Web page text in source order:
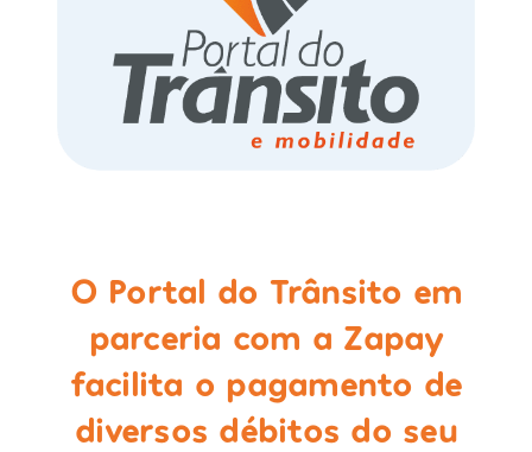
O Portal do Trânsito em
parceria com a Zapay
facilita o pagamento de
diversos débitos do seu